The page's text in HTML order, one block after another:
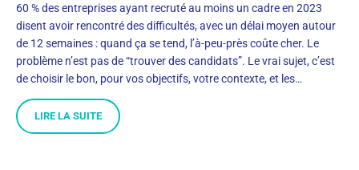
60 % des entreprises ayant recruté au moins un cadre en 2023
disent avoir rencontré des difficultés, avec un délai moyen autour
de 12 semaines : quand ça se tend, l’à-peu-près coûte cher. Le
problème n’est pas de “trouver des candidats”. Le vrai sujet, c’est
de choisir le bon, pour vos objectifs, votre contexte, et les…
LIRE LA SUITE